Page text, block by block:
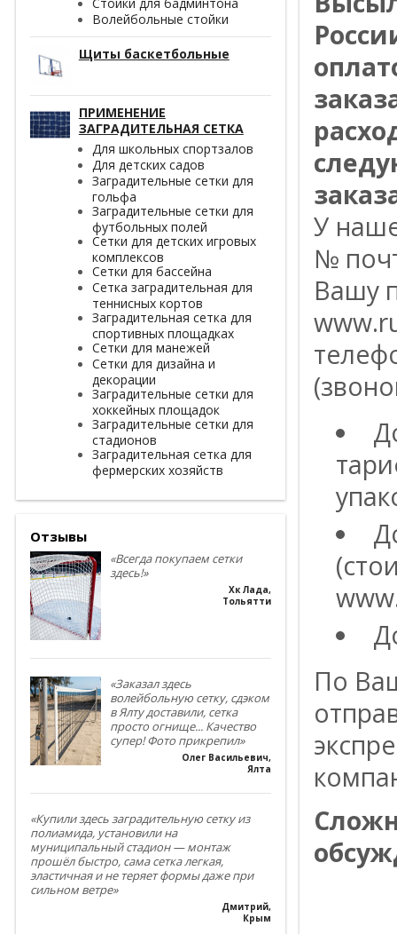
Волейбольные стойки
Щиты баскетбольные
ПРИМЕНЕНИЕ
ЗАГРАДИТЕЛЬНАЯ СЕТКА
Для школьных спортзалов
Для детских садов
Заградительные сетки для
гольфа
Заградительные сетки для
футбольных полей
Сетки для детских игровых
комплексов
Сетки для бассейна
Сетка заградительная для
теннисных кортов
Заградительная сетка для
спортивных площадках
Сетки для манежей
Сетки для дизайна и
декорации
Заградительные сетки для
хоккейных площадок
Заградительные сетки для
стадионов
Заградительная сетка для
фермерских хозяйств
Отзывы
«Всегда покупаем сетки
здесь!»
Хк Лада,
Тольятти
«Заказал здесь
волейбольную сетку, сдэком
в Ялту доставили, сетка
просто огнище... Качество
супер! Фото прикрепил»
Олег Васильевич,
Ялта
«Купили здесь заградительную сетку из
полиамида, установили на
муниципальный стадион — монтаж
прошёл быстро, сама сетка легкая,
эластичная и не теряет формы даже при
сильном ветре»
Дмитрий,
Крым
У
№
Вашу
По